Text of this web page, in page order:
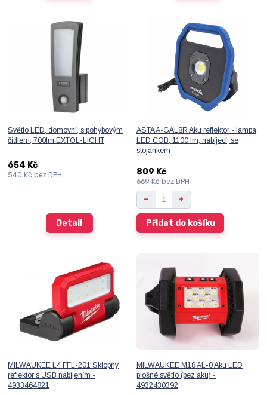
Světlo LED, domovní, s pohybovým
čidlem, 700lm EXTOL-LIGHT
654 Kč
540 Kčbez DPH
Detail
ASTA A-GAL8R Aku reflektor - lampa,
LED COB, 1100 lm, nabíjecí, se
stojánkem
809 Kč
669 Kč bez DPH
Přidat do košíku
MILWAUKEE L4 FFL-201 Sklopný
reflektor s USB nabíjením -
4933464821
MILWAUKEE M18 AL-0 Aku LED
plošné světlo (bez aku) -
4932430392